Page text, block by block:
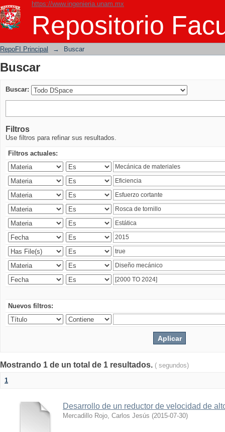
https://www.ingenieria.unam.mx
Repositorio
Buscar
RepoFI Principal → Buscar
Buscar
Buscar:
Filtros
Use filtros para refinar sus resultados.
Filtros actuales:
Nuevos filtros:
Mostrando 1 de un total de 1 resultados. ( segundos)
1
Desarrollo de un reductor de velocidad de
Mercadillo Rojo, Carlos Jesús (2015-07-30)